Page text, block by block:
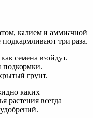
калием и аммиачной
подкармливают три раза.
семена взойдут.
подкормки.
грунт.
каких
растения всегда